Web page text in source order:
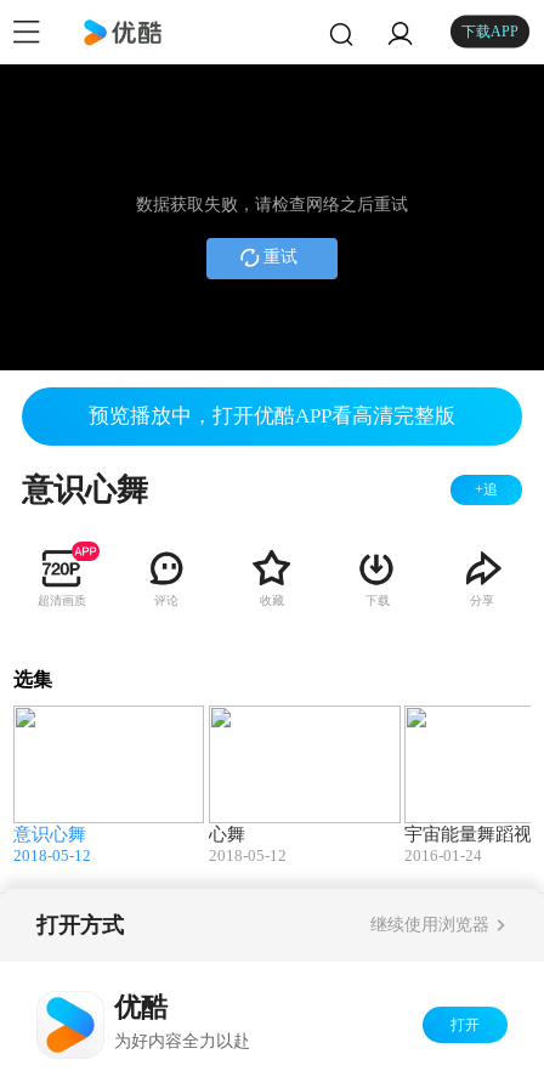
下载APP
数据获取失败，请检查网络之后重试
重试
预览播放中，打开优酷APP看高清完整版
意识心舞 +追
超清画质 评论 收藏 下载 分享
选集
意识心舞
2018-05-12
心舞
2018-05-12
宇宙能量舞蹈视
2016-01-24
版权所有
打开方式 继续使用浏览器
优酷
为好内容全力以赴
打开